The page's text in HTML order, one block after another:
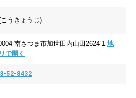
うきょうじ)
南さつま市加世田内山田2624-1 地
で開く
52-8432